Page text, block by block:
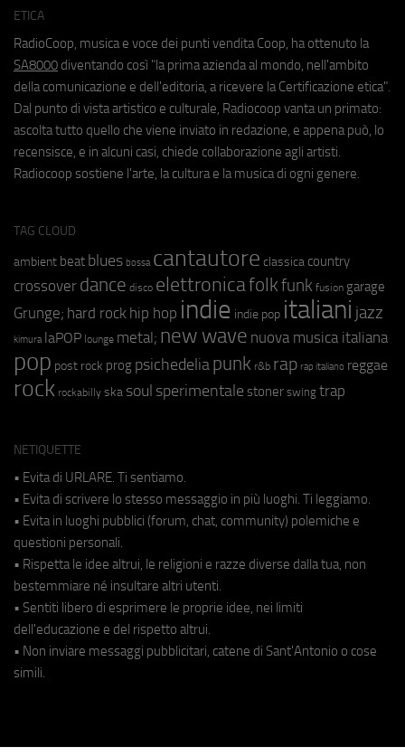
ETICA
RadioCoop, musica e voce dei punti vendita Coop, ha ottenuto la
SA8000 diventando così "la prima azienda al mondo, nell'ambito
della comunicazione e dell'editoria, a ricevere la Certificazione etica".
Dal punto di vista artistico e culturale, Radiocoop vanta un primato:
ascolta tutto quello che viene inviato in redazione, e appena può, lo
recensisce, e in alcuni casi, chiede collaborazione agli artisti.
Radiocoop sostiene l'arte, la cultura e la musica di ogni genere.
TAG CLOUD
ambient beat blues bossa cantautore classica country
crossover dance disco elettronicafolkfunk fusion garage
Grunge; hard rock hip hop indie indie pop italiani jazz
kimura laPOP lounge metal; new wave nuova musica italiana
pop post rock prog psichedeliapunk r&b rap rap italiano reggae
rock rockabilly ska soul sperimentale stoner swing trap
NETIQUETTE
• Evita di URLARE. Ti sentiamo.
• Evita di scrivere lo stesso messaggio in più luoghi. Ti leggiamo.
• Evita in luoghi pubblici (forum, chat, community) polemiche e
questioni personali.
• Rispetta le idee altrui, le religioni e razze diverse dalla tua, non
bestemmiare né insultare altri utenti.
• Sentiti libero di esprimere le proprie idee, nei limiti
dell'educazione e del rispetto altrui.
• Non inviare messaggi pubblicitari, catene di Sant'Antonio o cose
simili.